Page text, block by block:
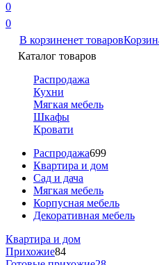
0
0
В корзиненет товаров
Каталог товаров
Распродажа
Кухни
Мягкая мебель
Шкафы
Кровати
Распродажа699
Квартира и дом
Сад и дача
Мягкая мебель
Корпусная мебель
Декоративная мебель
Квартира и дом
Прихожие84